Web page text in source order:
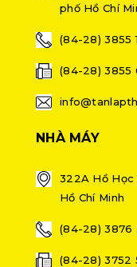
phố Hồ Chí
(84-28) 3855
(84-28) 3855
NHÀ MÁY
322A Hồ Học
Hồ Chí Minh
(84-28) 3876
(84-28) 3752